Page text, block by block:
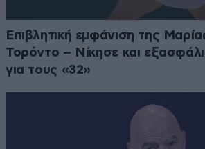
Επιβλητική εμφάνιση της
Τορόντο – Νίκησε και
για τους «32»